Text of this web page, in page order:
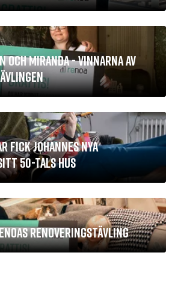
och Miranda - vinnarna av
fick Johannes nya
50-tals hus
renoveringstävling